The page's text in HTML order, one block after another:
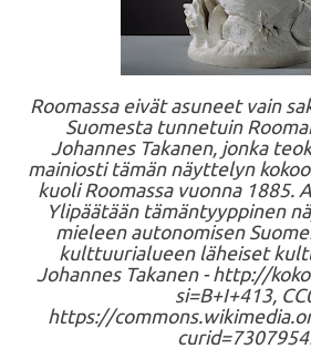
Roomassa eivät asuneet vain
Suomesta tunnetuin
Johannes Takanen, jonka
mainiosti tämän näyttelyn
kuoli Roomassa vuonna 1885.
Ylipäätään tämäntyyppinen
mieleen autonomisen
kulttuurialueen läheiset
Johannes Takanen - http://
si=B+I+413,
https://